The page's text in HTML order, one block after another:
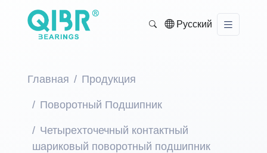
Русский
Главная Продукция
Поворотный Подшипник
Четырехточечный контактный
шариковый поворотный подшипник